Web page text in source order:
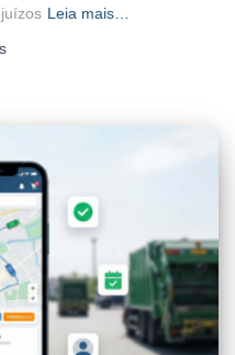
Leia mais…